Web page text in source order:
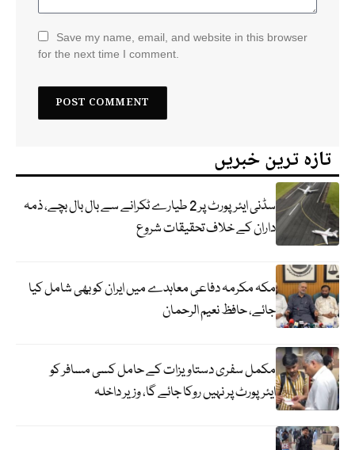
Save my name, email, and website in this browser
for the next time I comment.
تازہ ترین خبریں
سڈنی ایئرپورٹ پر 2 طیارے ٹکرانے سے بال بال بچے، ذمہ
داران کے خلاف تحقیقات شروع
مکہ مکرمہ دفاعی معاہدے میں ایران کو بھی شامل کیا
جائے، حافظ نعیم الرحمان
مکمل سفری دستاویزات کے حامل کسی مسافر کو
ایئرپورٹ پر نہیں روکا جائے گا، وزیر داخلہ